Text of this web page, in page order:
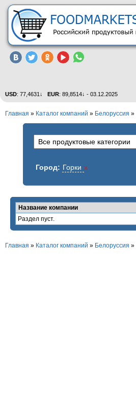
USD: 77,4631↓ EUR: 89,8514↓ - 03.12.2025
Главная » Каталог компаний » Белорусcия »
Город: Горки x
Название компании
Раздел пуст.
Главная » Каталог компаний » Белорусcия »